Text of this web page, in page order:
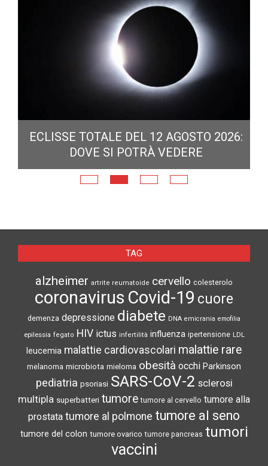
ECLISSE TOTALE DEL 12 AGOSTO 2026:
DOVE SI POTRÀ VEDERE
TAG
alzheimer artrite reumatoide cervello colesterolo
coronavirus Covid-19 cuore
demenza depressione diabete DNA emicrania emofilia
epilessia fegato HIV ictus infertilità influenza ipertensione LDL
leucemia malattie cardiovascolari malattie rare
melanoma microbiota mieloma obesità occhi Parkinson
pediatria psoriasi SARS-CoV-2 sclerosi
multipla superbatteri tumore tumore al cervello tumore alla
prostata tumore al polmone tumore al seno
tumore del colon tumore ovarico tumore pancreas tumori
vaccini